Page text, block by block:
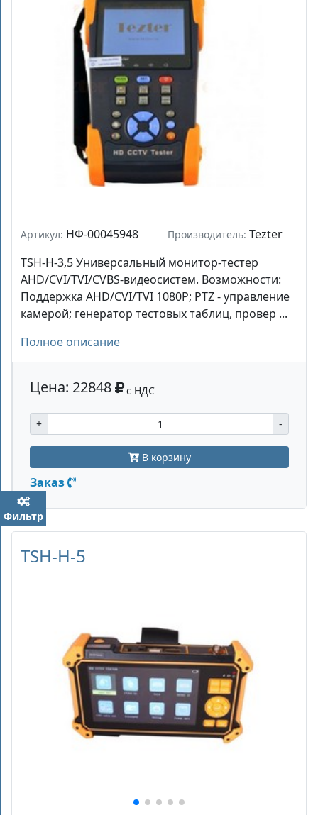
Артикул: НФ-00045948 Производитель: Tezter
TSH-H-3,5 Универсальный монитор-тестер
AHD/CVI/TVI/CVBS-видеосистем. Возможности:
Поддержка AHD/CVI/TVI 1080P; PTZ - управление
камерой; генератор тестовых таблиц, провер ...
Полное описание
Цена: 22848 с НДС
+ -
В корзину
Заказ
TSH-H-5
Фильтр